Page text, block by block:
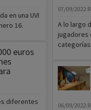
en una UVI
16.
euros
diferentes
07/09/2022
A lo largo
jugadores
categorías.
06/09/2022